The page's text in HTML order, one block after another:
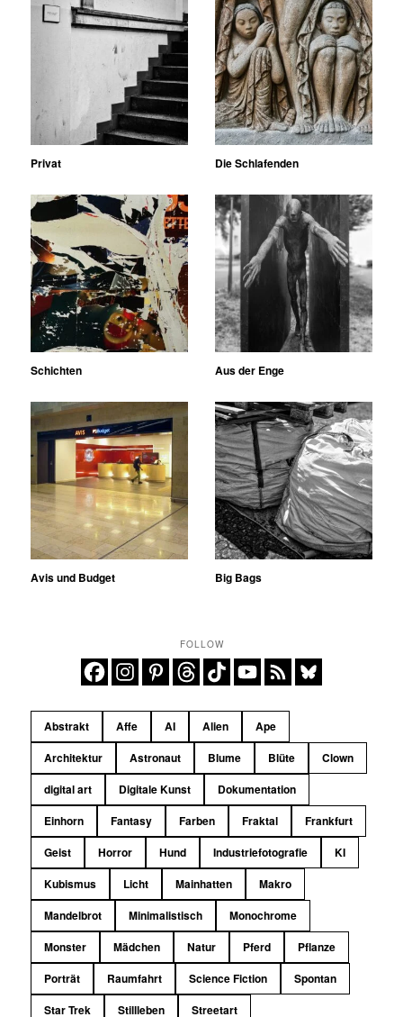
Privat Die Schlafenden
Schichten Aus der Enge
Avis und Budget Big Bags
FOLLOW
Abstrakt Affe AI Alien
Ape
Architektur
Astronaut Blume Blüte
Clown
digital art
Digitale Kunst
Dokumentation
Einhorn
Fantasy Farben Fraktal
Frankfurt
Geist
Horror Hund Industriefotografie
KI
Kubismus
Licht Mainhatten
Makro
Mandelbrot
Minimalistisch
Monochrome
Monster
Mädchen Natur Pferd
Pflanze
Porträt
Raumfahrt Science Fiction
Spontan
Star Trek
Stillleben Streetart